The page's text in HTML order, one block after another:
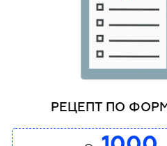
РЕЦЕПТ ПО